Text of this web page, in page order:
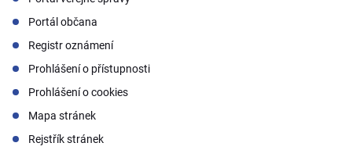
Portál občana
Registr oznámení
Prohlášení o přístupnosti
Prohlášení o cookies
Mapa stránek
Rejstřík stránek